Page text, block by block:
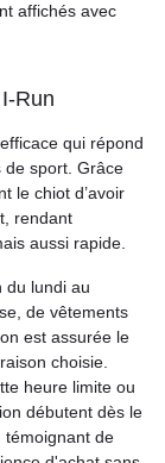
affichés avec
Run
qui répond
de sport. Grâce
le chiot d’avoir
rendant
aussi rapide.
du lundi au
de vêtements
est assurée le
choisie.
heure limite ou
débutent dès le
témoignant de